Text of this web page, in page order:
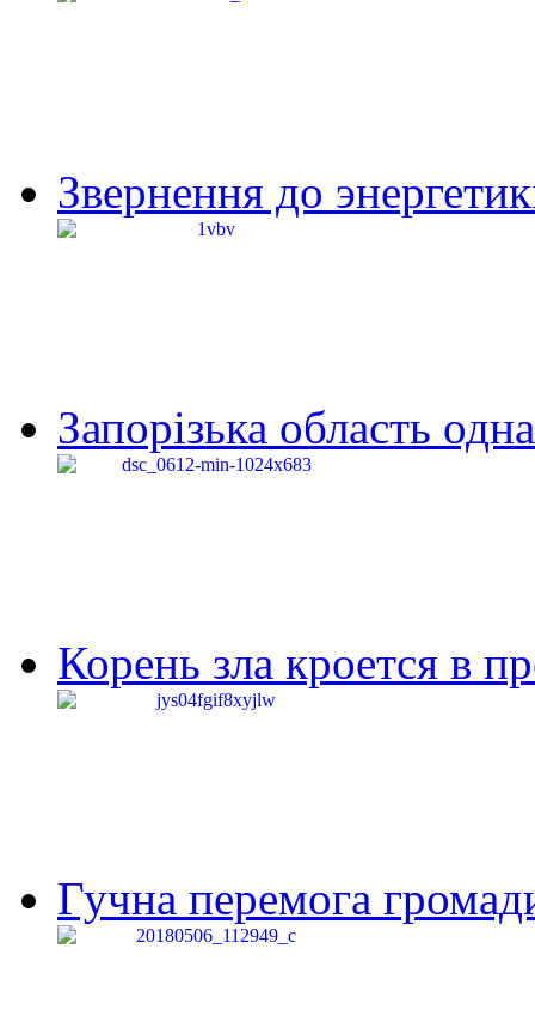
Звернення до
Запорізька область
Корень зла кроется в
Гучна перемога